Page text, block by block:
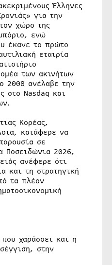
Έλληνες
για την
χώρο της
ενώ
έκανε το πρώτο
εταιρία
των ακινήτων
2008 ανέλαβε την
στο Nasdaq και
Κορέας,
κατάφερε να
σε
Ποσειδώνια 2026,
ανέφερε ότι
και τη στρατηγική
τα πλέον
χαράσσει και η
στην